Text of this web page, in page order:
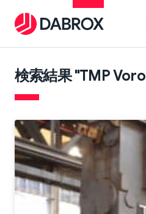
検索結果 "TMP